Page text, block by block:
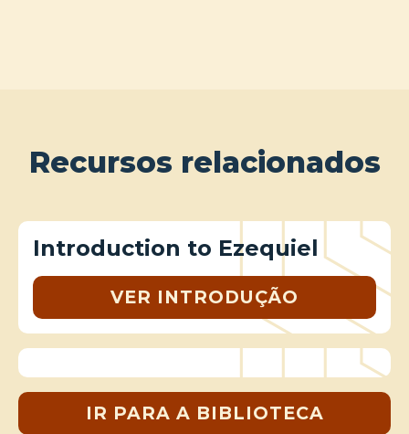
Recursos relacionados
Introduction to Ezequiel
VER INTRODUÇÃO
IR PARA A BIBLIOTECA